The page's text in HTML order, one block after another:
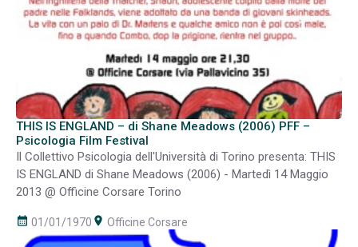
THIS IS ENGLAND – di Shane Meadows (2006) PFF –
Psicologia Film Festival
Il Collettivo Psicologia dell'Università di Torino presenta: THIS
IS ENGLAND di Shane Meadows (2006) - Martedì 14 Maggio
2013 @ Officine Corsare Torino
calendar_month 01/01/1970 room Officine Corsare